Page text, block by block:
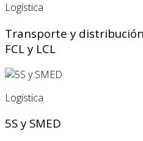
Logística
Transporte y
FCL y LCL
Logística
5S y SMED